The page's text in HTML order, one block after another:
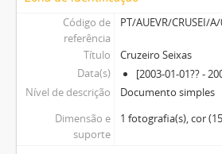
Código de
referência
PT/AUEVR/CRUSEI/
Título
Cruzeiro Seixas
Data(s)
[2003-01-01?? -
Nível de descrição
Documento simples
Dimensão e
suporte
1 fotografia(s), cor